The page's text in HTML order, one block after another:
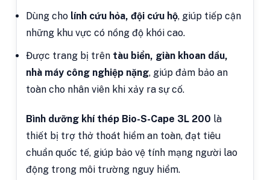
Dùng cho lính cứu hỏa, đội cứu hộ, giúp tiếp cận
những khu vực có nồng độ khói cao.
Được trang bị trên tàu biển, giàn khoan dầu,
nhà máy công nghiệp nặng, giúp đảm bảo an
toàn cho nhân viên khi xảy ra sự cố.
Bình dưỡng khí thép Bio-S-Cape 3L 200 là
thiết bị trợ thở thoát hiểm an toàn, đạt tiêu
chuẩn quốc tế, giúp bảo vệ tính mạng người lao
động trong môi trường nguy hiểm.